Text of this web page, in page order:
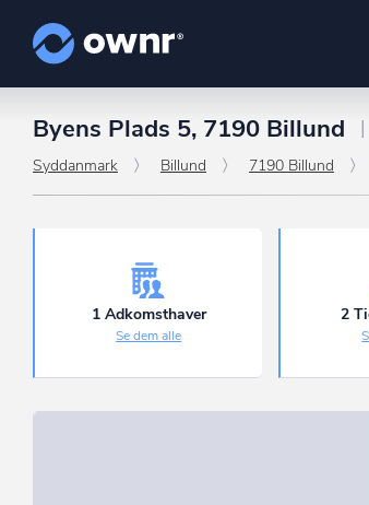
Byens Plads 5, 7190 Billund
Syddanmark Billund 7190 Billund
1 Adkomsthaver
Se dem alle
2